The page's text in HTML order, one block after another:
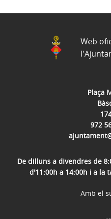
Plaça
972
De dilluns a divendres de
d'11:00h a 14:00h i a la
Web
Amb el